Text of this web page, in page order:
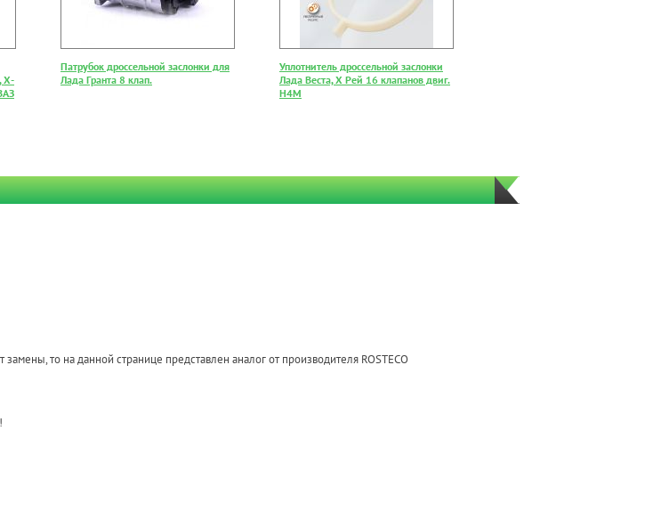
Х-
Патрубок дроссельной заслонки для
Лада Гранта 8 клап.
Уплотнитель дроссельной заслонки
Лада Веста, Х Рей 16 клапанов двиг.
H4M
то на данной странице представлен аналог от производителя ROSTECO